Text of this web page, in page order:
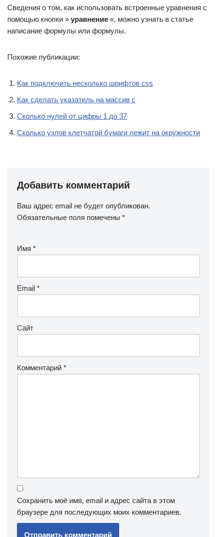
Сведения о том, как использовать встроенные уравнения с
помощью кнопки » уравнение «, можно узнать в статье
написание формулы или формулы.
Похожие публикации:
Как подключить несколько шрифтов css
Как сделать указатель на массив c
Сколько нулей от цифры 1 до 37
Сколько узлов клетчатой бумаги лежит на окружности
Добавить комментарий
Ваш адрес email не будет опубликован.
Обязательные поля помечены *
Имя *
Email *
Сайт
Комментарий *
Сохранить моё имя, email и адрес сайта в этом
браузере для последующих моих комментариев.